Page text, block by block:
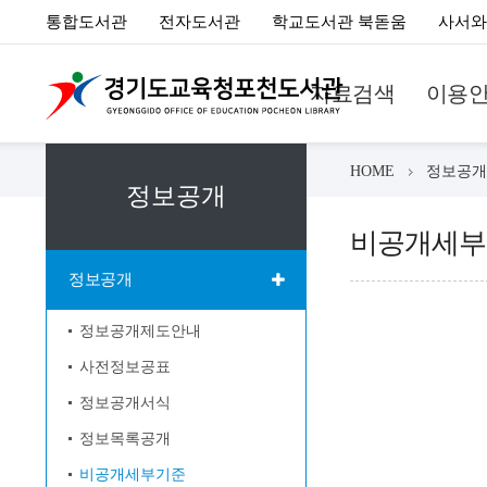
통합도서관 전자도서관 학교도서관 북돋움 사서
자료검색 이용
HOME 정보공개
정보공개
정보공개
정보공개제도안내
사전정보공표
정보공개서식
정보목록공개
비공개세부기준
비공개세